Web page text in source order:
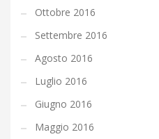
Ottobre 2016
Settembre 2016
Agosto 2016
Luglio 2016
Giugno 2016
Maggio 2016